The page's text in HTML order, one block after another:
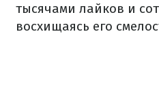
тысячами лайков и
восхищаясь его